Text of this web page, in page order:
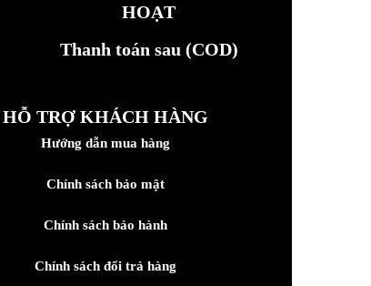
HOẠT
Thanh toán sau (COD)
HỖ TRỢ KHÁCH HÀNG
Hướng dẫn mua hàng
Chính sách bảo mật
Chính sách bảo hành
Chính sách đổi trả hàng